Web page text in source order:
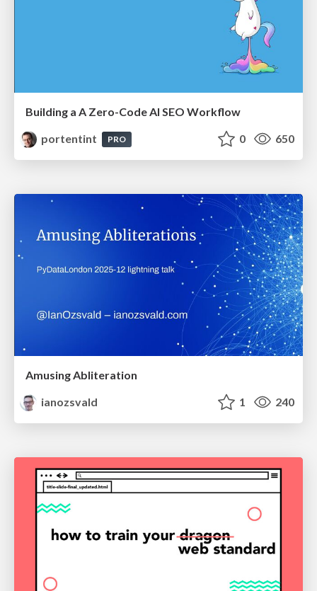
Building a A Zero-Code AI SEO Workflow
portentint
PRO 0 650
Amusing Abliteration
ianozsvald
1 240